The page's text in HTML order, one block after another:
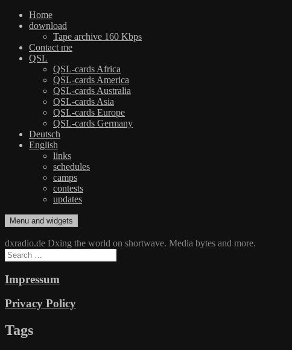
Home
download
Tape archive 160 Kbps
Contact me
QSL
QSL-cards Africa
QSL-cards America
QSL-cards Australia
QSL-cards Asia
QSL-cards Europe
QSL-cards Germany
Deutsch
English
links
schedules
camps
contests
updates
Skip
to
content
dxradio.de
DXing the world on shortwave
Menu and widgets
dxradio.de Dxing the world on shortwave. Media bytes and more.
Search
for:
Impressum
Privacy Policy
Tags